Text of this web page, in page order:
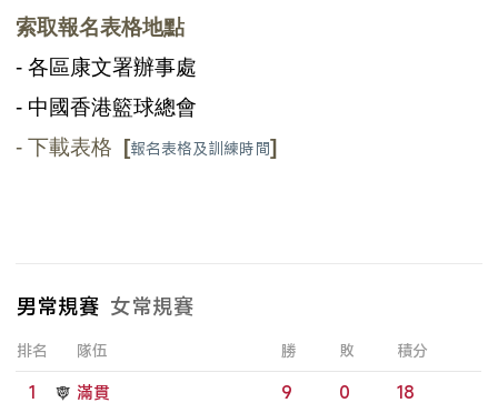
索取報名表格地點
- 各區康文署辦事處
- 中國香港籃球總會
-下載表格 [報名表格及訓練時間]
男常規賽 女常規賽
排名 隊伍 勝 敗 積分
1 滿貫 9 0
18